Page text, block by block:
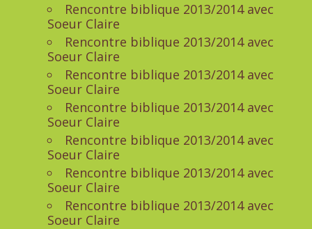
Rencontre biblique 2013/2014 avec
Soeur Claire
Rencontre biblique 2013/2014 avec
Soeur Claire
Rencontre biblique 2013/2014 avec
Soeur Claire
Rencontre biblique 2013/2014 avec
Soeur Claire
Rencontre biblique 2013/2014 avec
Soeur Claire
Rencontre biblique 2013/2014 avec
Soeur Claire
Rencontre biblique 2013/2014 avec
Soeur Claire